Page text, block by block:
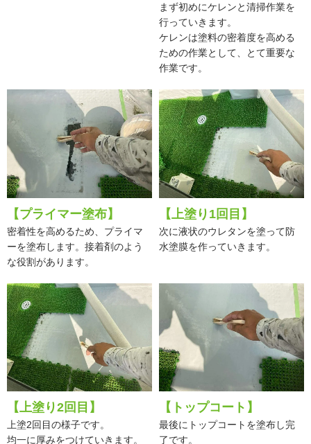
まず初めにケレンと清掃作業を
行っていきます。
ケレンは塗料の密着度を高める
ための作業として、とて重要な
作業です。
【プライマー塗布】
密着性を高めるため、プライマ
ーを塗布します。接着剤のよう
な役割があります。
【上塗り1回目】
次に液状のウレタンを塗って防
水塗膜を作っていきます。
【上塗り2回目】
上塗2回目の様子です。
均一に厚みをつけていきます。
【トップコート】
最後にトップコートを塗布し完
了です。